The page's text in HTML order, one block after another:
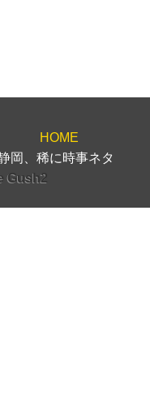
HOME
岡、稀に時事ネタ
Gush2